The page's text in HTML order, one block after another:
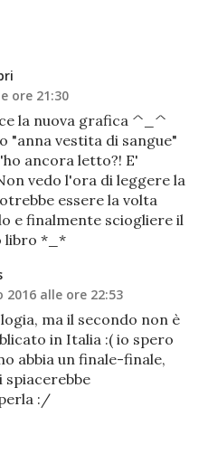
ore 21:30
la nuova grafica ^_^
"anna vestita di sangue"
ancora letto?! E'
vedo l'ora di leggere la
essere la volta
e finalmente sciogliere il
libro *_*
2016 alle ore 22:53
ma il secondo non è
in Italia :( io spero
abbia un finale-finale,
spiacerebbe
:/